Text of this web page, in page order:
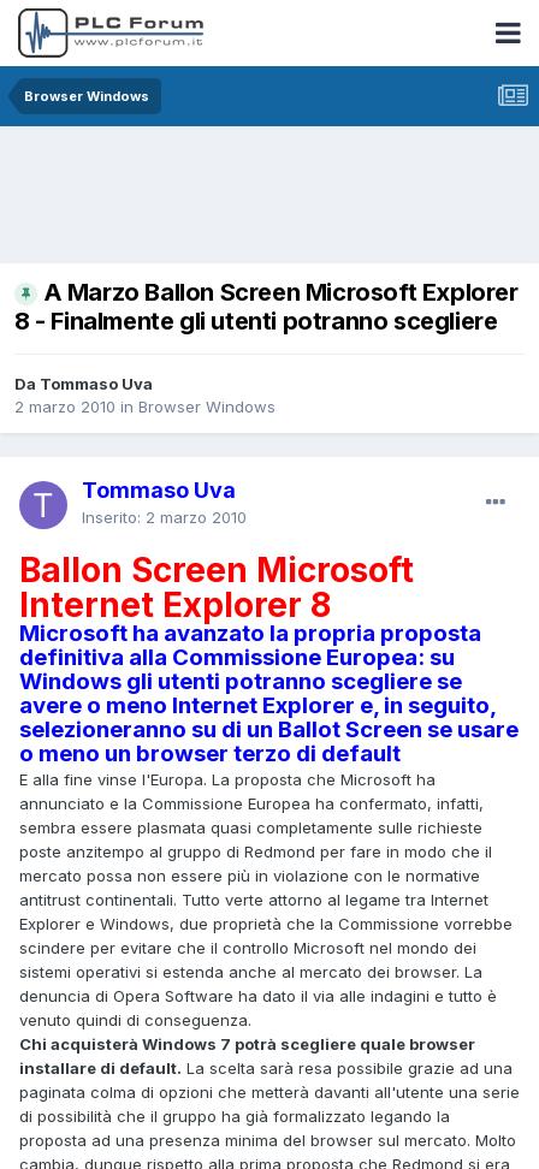
Browser Windows
A Marzo Ballon Screen Microsoft Explorer
8 - Finalmente gli utenti potranno scegliere
Da Tommaso Uva
2 marzo 2010 in Browser Windows
Tommaso Uva
Inserito: 2 marzo 2010
Ballon Screen Microsoft
Internet Explorer 8
Microsoft ha avanzato la propria proposta
definitiva alla Commissione Europea: su
Windows gli utenti potranno scegliere se
avere o meno Internet Explorer e, in seguito,
selezioneranno su di un Ballot Screen se usare
o meno un browser terzo di default
E alla fine vinse l'Europa. La proposta che Microsoft ha
annunciato e la Commissione Europea ha confermato, infatti,
sembra essere plasmata quasi completamente sulle richieste
poste anzitempo al gruppo di Redmond per fare in modo che il
mercato possa non essere più in violazione con le normative
antitrust continentali. Tutto verte attorno al legame tra Internet
Explorer e Windows, due proprietà che la Commissione vorrebbe
scindere per evitare che il controllo Microsoft nel mondo dei
sistemi operativi si estenda anche al mercato dei browser. La
denuncia di Opera Software ha dato il via alle indagini e tutto è
venuto quindi di conseguenza.
Chi acquisterà Windows 7 potrà scegliere quale browser
installare di default. La scelta sarà resa possibile grazie ad una
paginata colma di opzioni che metterà davanti all'utente una serie
di possibilità che il gruppo ha già formalizzato legando la
proposta ad una presenza minima del browser sul mercato. Molto
cambia, dunque rispetto alla prima proposta che Redmond si era